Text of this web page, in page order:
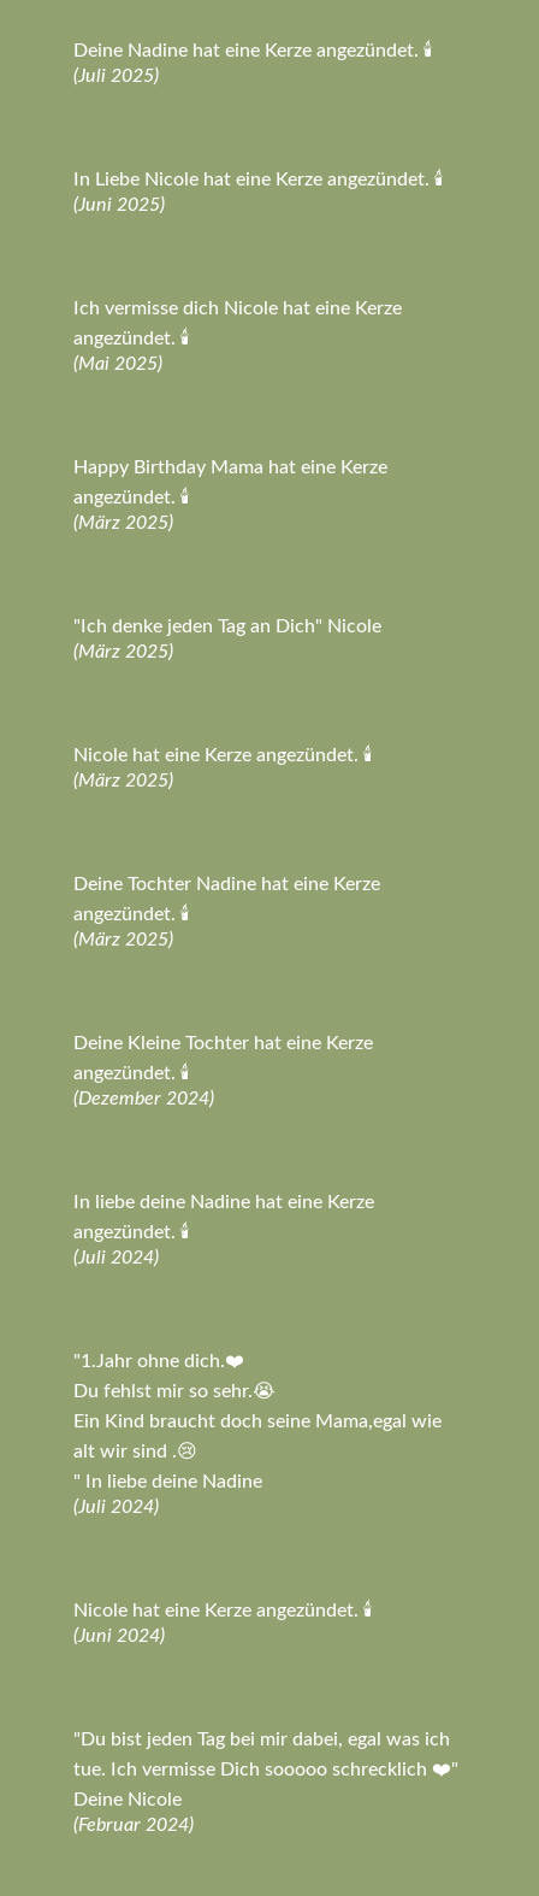
Deine Nadine hat eine Kerze angezündet. 🕯️
(Juli 2025)
In Liebe Nicole hat eine Kerze angezündet. 🕯️
(Juni 2025)
Ich vermisse dich Nicole hat eine Kerze
angezündet. 🕯️
(Mai 2025)
Happy Birthday Mama hat eine Kerze
angezündet. 🕯️
(März 2025)
"Ich denke jeden Tag an Dich" Nicole
(März 2025)
Nicole hat eine Kerze angezündet. 🕯️
(März 2025)
Deine Tochter Nadine hat eine Kerze
angezündet. 🕯️
(März 2025)
Deine Kleine Tochter hat eine Kerze
angezündet. 🕯️
(Dezember 2024)
In liebe deine Nadine hat eine Kerze
angezündet. 🕯️
(Juli 2024)
"1.Jahr ohne dich.❤️
Du fehlst mir so sehr.😭
Ein Kind braucht doch seine Mama,egal wie
alt wir sind .😢
" In liebe deine Nadine
(Juli 2024)
Nicole hat eine Kerze angezündet. 🕯️
(Juni 2024)
"Du bist jeden Tag bei mir dabei, egal was ich
tue. Ich vermisse Dich sooooo schrecklich ❤️"
Deine Nicole
(Februar 2024)